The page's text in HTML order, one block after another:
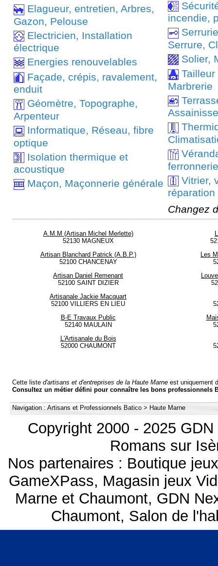
Elagueur, entretien, Arbres,
Gazon, Pelouse
Electricien, Installation
électrique
Energies renouvelables
Façade, crépis, ravalement,
enduit
Géomètre, Topographe,
Arpenteur
Informatique, Réseau, fibre
optique
Isolation thermique et
acoustique
Maçon, Maçonnerie générale
incendie,
Serrure,
Solier,
Marbrerie
ferronnerie
Vitrier,
réparation
Changez
A.M.M (Artisan Michel Merlette)
52130 MAGNEUX
Artisan Blanchard Patrick (A.B.P.)
52100 CHANCENAY
Artisan Daniel Remenant
52100 SAINT DIZIER
Artisanale Jackie Macquart
52100 VILLIERS EN LIEU
B-E Travaux Public
52140 MAULAIN
L'Artisanale du Bois
52000 CHAUMONT
Les
Cette liste d'artisans et d'entreprises de la Haute Marne est uniquement
Consultez un métier défini pour connaître les bons professionnels
Navigation : Artisans et Professionnels Batico > Haute Marne
Copyright 2000 - 2025
Romans sur
Nos partenaires : Boutique
GameXPass, Magasin jeux
Marne et Chaumont, GDN
Chaumont, Salon de